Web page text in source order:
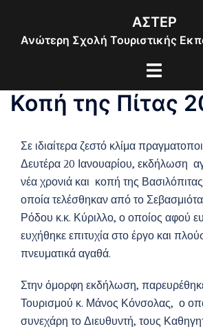
content
ΑΣΤΕΡ
Ανώτερη Σχολή Τουριστικής
Toggle
Κοπή της Πίτας
Σε ιδιαίτερα ζεστό κλίμα
Δευτέρα 20 Ιανουαρίου, εκδήλωση
νέα χρονιά και κοπή της
οποία τελέσθηκαν από το
Ρόδου κ.κ. Κύριλλο, ο οποίος αφού
ευχήθηκε επιτυχία στο έργο και
πνευματικά αγαθά.
Στην όμορφη εκδήλωση,
Τουρισμού κ. Μάνος Κόνσολας, ο
συνεχάρη το Διευθυντή, τους